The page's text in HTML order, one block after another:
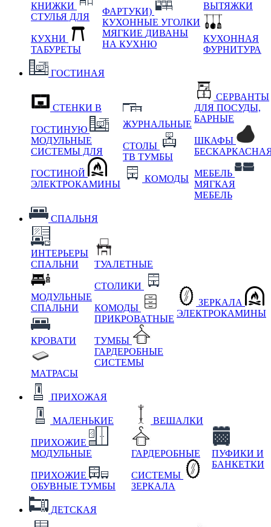
КНИЖКИ
СТУЛЬЯ ДЛЯ
КУХНИ
ТАБУРЕТЫ
ФАРТУКИ)
КУХОННЫЕ УГОЛКИ
МЯГКИЕ ДИВАНЫ
НА КУХНЮ
ВЫТЯЖКИ
КУХОННАЯ
ФУРНИТУРА
ГОСТИНАЯ
СТЕНКИ В
ГОСТИНУЮ
МОДУЛЬНЫЕ
СИСТЕМЫ ДЛЯ
ГОСТИНОЙ
ЭЛЕКТРОКАМИНЫ
ЖУРНАЛЬНЫЕ
СТОЛЫ
ТВ ТУМБЫ
КОМОДЫ
СЕРВАНТЫ
ДЛЯ ПОСУДЫ,
БАРНЫЕ
ШКАФЫ
МЕБЕЛЬ
МЯГКАЯ
МЕБЕЛЬ
СПАЛЬНЯ
ИНТЕРЬЕРЫ
СПАЛЬНИ
МОДУЛЬНЫЕ
СПАЛЬНИ
КРОВАТИ
МАТРАСЫ
ТУАЛЕТНЫЕ
СТОЛИКИ
КОМОДЫ
ПРИКРОВАТНЫЕ
ТУМБЫ
ГАРДЕРОБНЫЕ
СИСТЕМЫ
ЗЕРКАЛА
ЭЛЕКТРОКАМИНЫ
ПРИХОЖАЯ
МАЛЕНЬКИЕ
ПРИХОЖИЕ
МОДУЛЬНЫЕ
ПРИХОЖИЕ
ОБУВНЫЕ ТУМБЫ
ВЕШАЛКИ
ГАРДЕРОБНЫЕ
СИСТЕМЫ
ЗЕРКАЛА
ПУФИКИ И
БАНКЕТКИ
ДЕТСКАЯ